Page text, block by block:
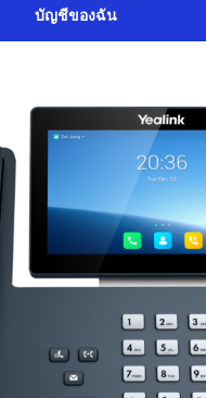
บัญชีของฉัน